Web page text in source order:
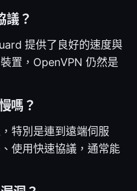
議？
提供了良好的速度與
置，OpenVPN 仍然是
嗎？
特別是連到遠端伺服
使用快速協議，通常能